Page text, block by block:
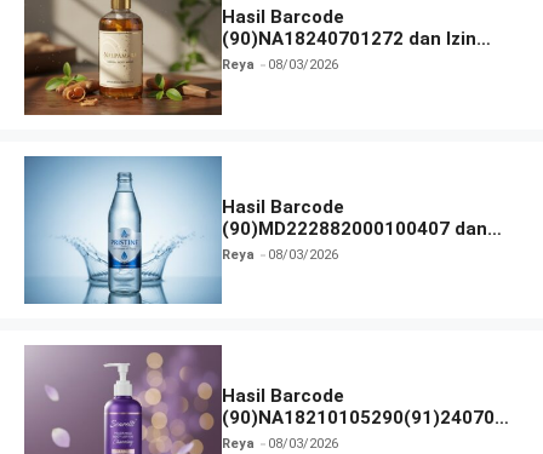
Hasil Barcode
(90)NA18240701272 dan Izin
BPOM
Reya 08/03/2026
Hasil Barcode
(90)MD222882000100407 dan
Izin BPOM
Reya 08/03/2026
Hasil Barcode
(90)NA18210105290(91)240703
dan Izin BPOM
Reya 08/03/2026